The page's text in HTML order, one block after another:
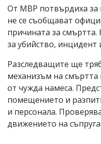
От МВР потвърдиха
не се съобщават
причината за смъртта.
за убийство, инцидент
Разследващите ще
механизъм на смъртта
от чужда намеса.
помещението и
и персонала.
движението на